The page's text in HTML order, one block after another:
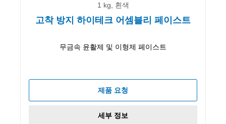
1 kg, 흰색
고착 방지 하이테크 어셈블리 페이스트
무금속 윤활제 및 이형제 페이스트
제품 요청
세부 정보